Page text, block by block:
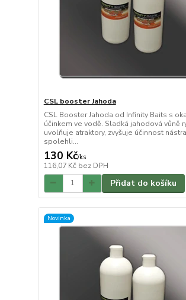
CSL booster Jahoda
CSL Booster Jahoda od Infinity Baits s
účinkem ve vodě. Sladká jahodová vůně
uvolňuje atraktory, zvyšuje účinnost
spolehli...
130 Kč/ks
116,07 Kč bez DPH
Přidat do košíku
Novinka